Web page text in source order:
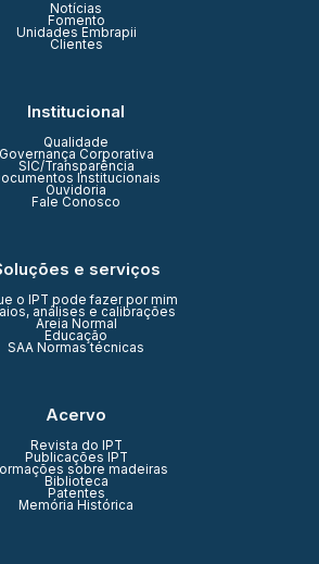
Notícias
Fomento
Unidades Embrapii
Clientes
Institucional
Qualidade
Governança Corporativa
SIC/Transparência
Institucionais
Ouvidoria
Fale Conosco
e serviços
o IPT pode fazer por mim
análises e calibrações
Areia Normal
Educação
SAA Normas técnicas
Acervo
Revista do IPT
Publicações IPT
sobre madeiras
Biblioteca
Patentes
Memória Histórica